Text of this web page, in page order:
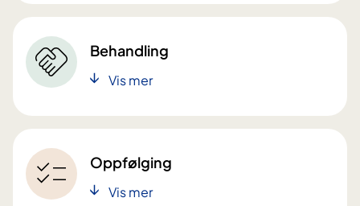
Behandling
Vis mer
Oppfølging
Vis mer